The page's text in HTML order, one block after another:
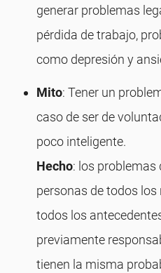
generar problemas
pérdida de trabajo,
como depresión y
Mito: Tener un
caso de ser de
poco inteligente.
Hecho: los problemas
personas de todos
todos los
previamente
tienen la misma